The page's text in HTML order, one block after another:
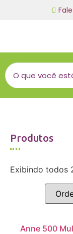
Produtos
Exibindo todos
Anne 500